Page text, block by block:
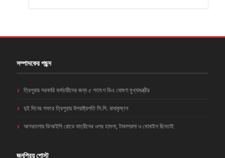
সম্পাদকের পছন্দ
ত্রিপুরার সরকারি কর্মচারীদের জন্য ৫ শতাংশ ডিএ ঘোষণা মুখ্যমন্ত্রীর
দুই দিনের সফরে ত্রিপুরায় উপরাষ্ট্রপতি সি.পি. রাধাকৃষ্ণন
আগরতলায় ভিআইপি রোডে যাত্রীদের ওপর হামলা, টাকাপয়সা ও মোবাইল ছিনতাই
জনপ্রিয় পোস্ট